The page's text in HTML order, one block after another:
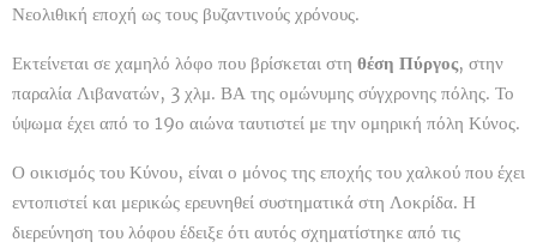
Νεολιθική εποχή ως τους βυζαντινούς χρόνους.
Εκτείνεται σε χαμηλό λόφο που βρίσκεται στη θέση Πύργος, στην
παραλία Λιβανατών, 3 χλμ. ΒΑ της ομώνυμης σύγχρονης πόλης. Το
ύψωμα έχει από το 19ο αιώνα ταυτιστεί με την ομηρική πόλη Κύνος.
Ο οικισμός του Κύνου, είναι ο μόνος της εποχής του χαλκού που έχει
εντοπιστεί και μερικώς ερευνηθεί συστηματικά στη Λοκρίδα. Η
διερεύνηση του λόφου έδειξε ότι αυτός σχηματίστηκε από τις